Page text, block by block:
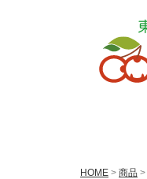
HOME > 商品 >